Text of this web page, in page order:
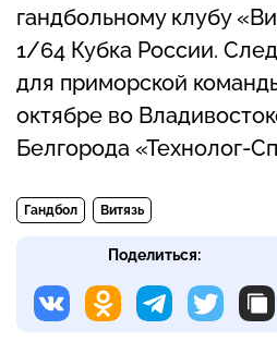
гандбольному клубу
1/64 Кубка России.
для приморской
октябре во
Белгорода «Технолог-
Гандбол Витязь
Поделиться: